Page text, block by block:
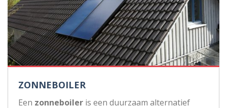
ZONNEBOILER
Een zonneboiler is een duurzaam alternatief